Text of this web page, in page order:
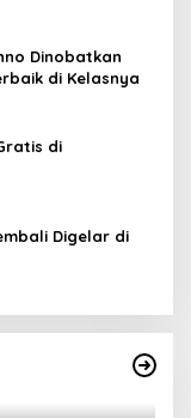
Dinobatkan
di Kelasnya
di
Digelar di